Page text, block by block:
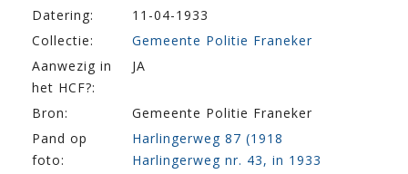
Datering:
11-04-1933
Collectie:
Gemeente Politie Franeker
Aanwezig in
het HCF?:
JA
Bron:
Gemeente Politie Franeker
Pand op
foto:
Harlingerweg 87 (1918
Harlingerweg nr. 43, in 1933